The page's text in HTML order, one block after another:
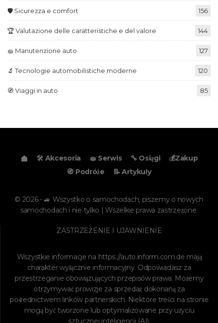
🛡️ Sicurezza e comfort 156
🏆 Valutazione delle caratteristiche e del valore 144
🧽 Manutenzione auto 127
🔬 Tecnologie automobilistiche moderne 120
🧭 Viaggi in auto 85
🛠️ Akcesoria 🧽 Serwis 🔧 Osiągi
💰Zakup
🧭 Podróże
📝 Artykuły
© 2026 - 🚙 Wszystko o samochodach, piszemy o nowych
samochodach i nie tylko | Wszelkie prawa zastrzeżone.
ZASTRZEŻENIE I UJAWNIENIE
Wszystkie informacje na https://auto.inform.com.de mają
charakter wyłącznie informacyjny. Odpowiadasz za
przestrzeganie obowiązujących przepisów prawa. Możemy
otrzymywać prowizje za sprzedaż dokonaną za
pośrednictwem linków partnerskich. Niektóre treści na stronie
mogą być tworzone lub optymalizowane przy użyciu
sztucznej inteligencji (AI).